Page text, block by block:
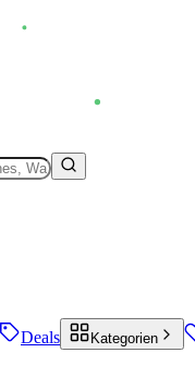
Deals Kategorien